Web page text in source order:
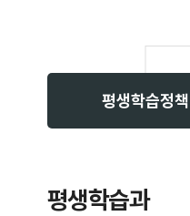
평생학습정책
평생학습과